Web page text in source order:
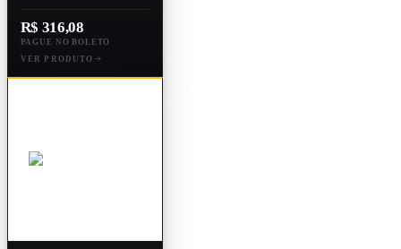
R$ 316,08
PAGUE NO BOLETO
VER PRODUTO